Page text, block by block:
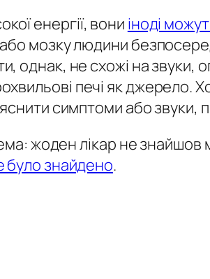
енергії, вони іноді
або мозку людини
однак, не схожі на звуки,
печі як джерело.
симптоми або звуки,
жоден лікар не
було знайдено.